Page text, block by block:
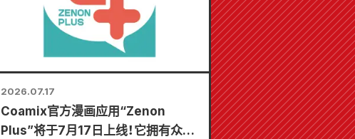
2026.07.17
Coamix官方漫画应用“Zenon
Plus”将于7月17日上线！它拥有众多